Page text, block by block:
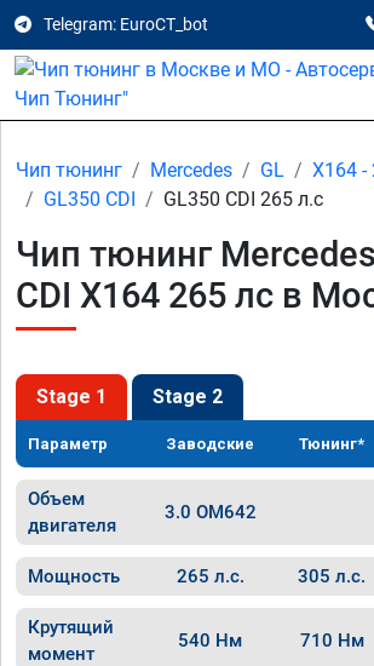
Telegram: EuroCT_bot
Чип тюнинг Mercedes GL
X164 -
GL350 CDI
GL350 CDI 265 л.с
Чип тюнинг
CDI X164 265 лс в
Stage 1 Stage 2
Параметр Заводские Тюнинг*
Объем
двигателя
3.0 OM642
Мощность 265 л.с. 305 л.с.
Крутящий
момент
540 Нм 710 Нм